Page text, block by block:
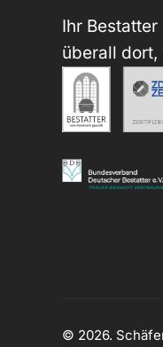
Ihr
überall dort,
© 2026.